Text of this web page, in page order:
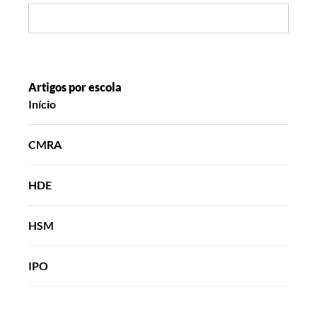
sempre
Artigos por escola
Início
CMRA
HDE
HSM
IPO